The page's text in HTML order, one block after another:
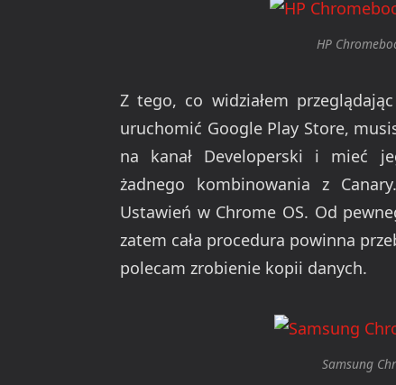
HP
Z tego, co widziałem
uruchomić Google Play Store,
na kanał Developerski i mieć
żadnego kombinowania z
Ustawień w Chrome OS. Od
zatem cała procedura powinna
polecam zrobienie kopii danych.
Samsung